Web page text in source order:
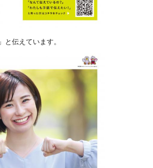
」と伝えています。